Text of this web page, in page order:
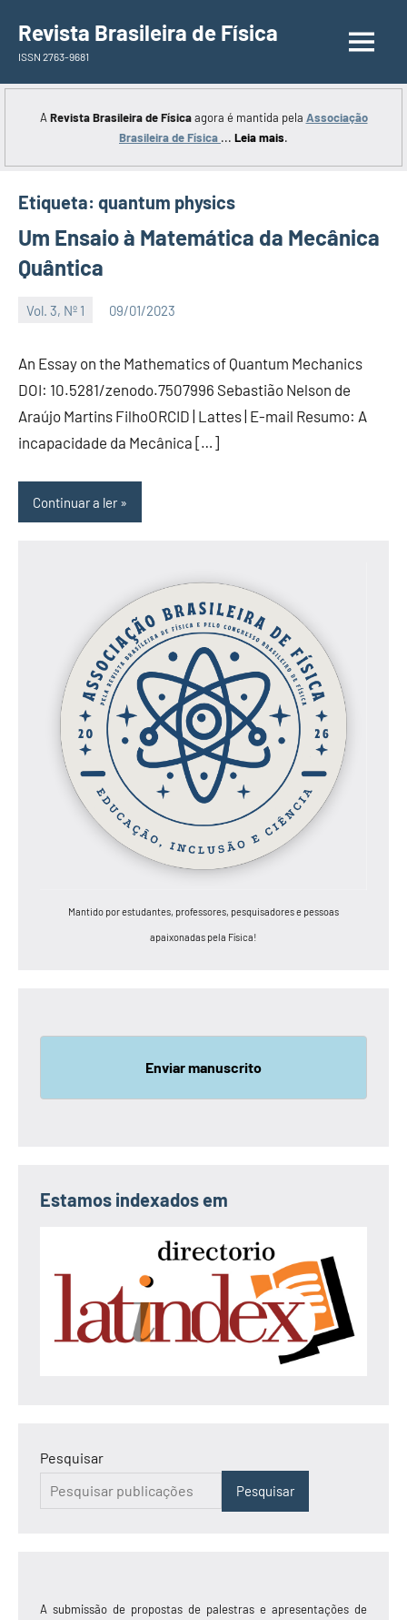
para
conteúdo
Revista Brasileira de Física
ISSN 2763-9681
A Revista Brasileira de Físicaagora é mantida pela Associação
Brasileira de Física ... Leia mais.
Etiqueta: quantum physics
Um Ensaio à Matemática da Mecânica
Quântica
Vol. 3, Nº 1 09/01/2023
An Essay on the Mathematics of Quantum Mechanics
DOI: 10.5281/zenodo.7507996 Sebastião Nelson de
Araújo Martins FilhoORCID | Lattes | E-mail Resumo: A
incapacidade da Mecânica […]
Continuar a ler
Mantido por estudantes, professores, pesquisadores e pessoas
apaixonadas pela Física!
Enviar manuscrito
Estamos indexados em
Pesquisar
Pesquisar
A submissão de propostas de palestras e apresentações de